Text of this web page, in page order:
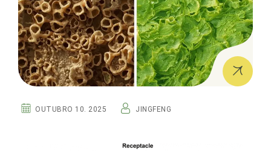
OUTUBRO 10. 2025 JINGFENG